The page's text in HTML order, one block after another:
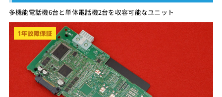
多機能電話機6台と単体電話機2台を収容可能なユニット